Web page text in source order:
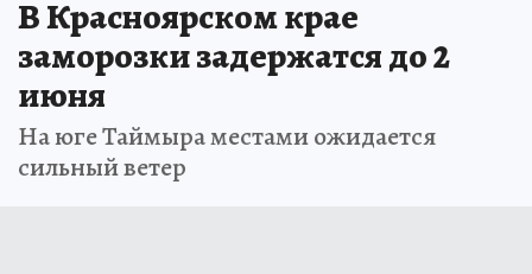
В Красноярском крае
заморозки задержатся до 2
июня
На юге Таймыра местами ожидается
сильный ветер